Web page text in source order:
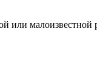
или малоизвестной